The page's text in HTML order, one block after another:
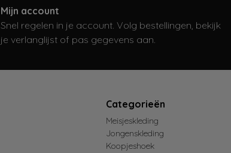
Mijn account
Snel regelen in je account. Volg bestellingen, bekijk
je verlanglijst of pas gegevens aan.
Categorieën
Meisjeskleding
Jongenskleding
Koopjeshoek